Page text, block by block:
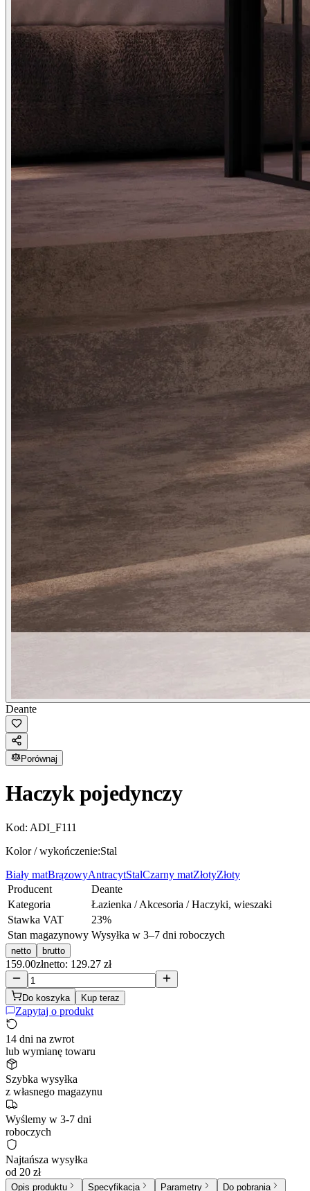
Deante
Porównaj
Haczyk pojedynczy
Kod: ADI_F111
Kolor / wykończenie:Stal
Biały matBrązowyAntracytStalCzarny matZłotyZłoty
Producent
Deante
Kategoria
Łazienka / Akcesoria / Haczyki, wieszaki
Stawka VAT
23%
Stan magazynowy Wysyłka w 3–7 dni roboczych
netto brutto
159.00złnetto: 129.27 zł
Do koszyka Kup teraz
Zapytaj o produkt
14 dni na zwrot
lub wymianę towaru
Szybka wysyłka
z własnego magazynu
Wyślemy w 3-7 dni
roboczych
Najtańsza wysyłka
od 20 zł
Opis produktu Specyfikacja Parametry Do pobrania